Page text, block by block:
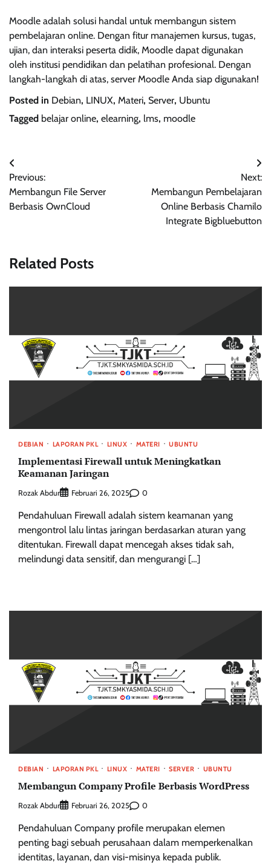
Moodle adalah solusi handal untuk membangun sistem
pembelajaran online. Dengan fitur manajemen kursus, tugas,
ujian, dan interaksi peserta didik, Moodle dapat digunakan
oleh institusi pendidikan dan pelatihan profesional. Dengan
langkah-langkah di atas, server Moodle Anda siap digunakan!
Posted in Debian, LINUX, Materi, Server, Ubuntu
Tagged belajar online, elearning, lms, moodle
Navigasi
pos
Previous:
Membangun File Server
Berbasis OwnCloud
Next:
Membangun Pembelajaran
Online Berbasis Chamilo
Integrate Bigbluebutton
Related Posts
DEBIAN LAPORAN PKL LINUX MATERI UBUNTU
Implementasi Firewall untuk Meningkatkan
Keamanan Jaringan
Rozak Abdur Februari 26, 2025 0
Pendahuluan Firewall adalah sistem keamanan yang
mengontrol lalu lintas jaringan berdasarkan aturan yang
ditentukan. Firewall dapat mencegah akses tidak sah,
melindungi data sensitif, dan mengurangi […]
DEBIAN LAPORAN PKL LINUX MATERI SERVER UBUNTU
Membangun Company Profile Berbasis WordPress
Rozak Abdur Februari 26, 2025 0
Pendahuluan Company profile merupakan elemen
penting bagi sebuah perusahaan dalam memperkenalkan
identitas, layanan, dan visi-misinya kepada publik.